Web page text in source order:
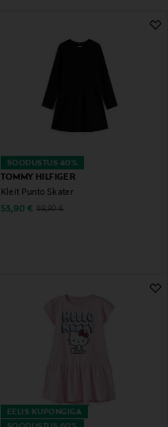
SOODUSTUS 40%
TOMMY HILFIGER
Kleit Punto Skater
Discounted Price
53,90 € Original Price
89,90 €
EELIS KUPONGIGA